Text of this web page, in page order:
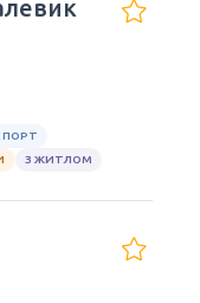
З ЖИТЛОМ